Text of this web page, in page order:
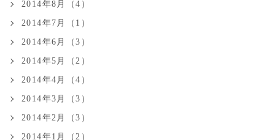
2014年8月（4）
2014年7月（1）
2014年6月（3）
2014年5月（2）
2014年4月（4）
2014年3月（3）
2014年2月（3）
2014年1月（2）